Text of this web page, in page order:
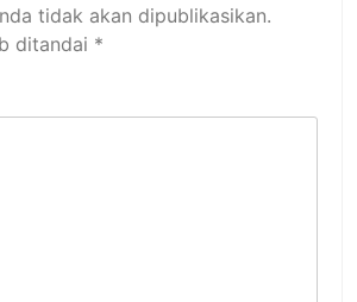
tidak akan dipublikasikan.
ditandai *